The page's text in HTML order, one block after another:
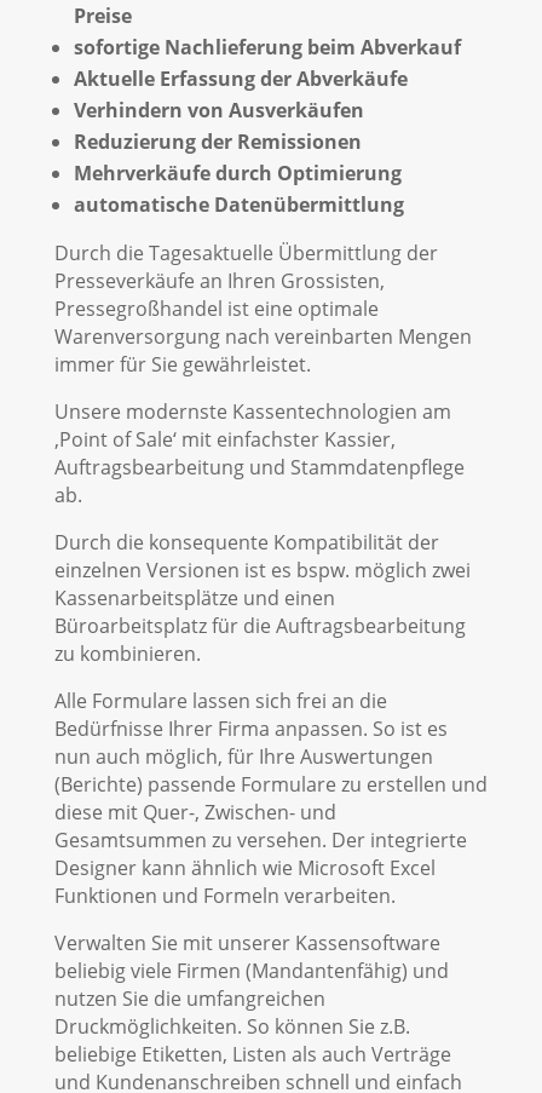
Preise
sofortige Nachlieferung beim Abverkauf
Aktuelle Erfassung der Abverkäufe
Verhindern von Ausverkäufen
Reduzierung der Remissionen
Mehrverkäufe durch Optimierung
automatische Datenübermittlung
Durch die Tagesaktuelle Übermittlung der
Presseverkäufe an Ihren Grossisten,
Pressegroßhandel ist eine optimale
Warenversorgung nach vereinbarten Mengen
immer für Sie gewährleistet.
Unsere modernste Kassentechnologien am
‚Point of Sale‘ mit einfachster Kassier,
Auftragsbearbeitung und Stammdatenpflege
ab.
Durch die konsequente Kompatibilität der
einzelnen Versionen ist es bspw. möglich zwei
Kassenarbeitsplätze und einen
Büroarbeitsplatz für die Auftragsbearbeitung
zu kombinieren.
Alle Formulare lassen sich frei an die
Bedürfnisse Ihrer Firma anpassen. So ist es
nun auch möglich, für Ihre Auswertungen
(Berichte) passende Formulare zu erstellen und
diese mit Quer-, Zwischen- und
Gesamtsummen zu versehen. Der integrierte
Designer kann ähnlich wie Microsoft Excel
Funktionen und Formeln verarbeiten.
Verwalten Sie mit unserer Kassensoftware
beliebig viele Firmen (Mandantenfähig) und
nutzen Sie die umfangreichen
Druckmöglichkeiten. So können Sie z.B.
beliebige Etiketten, Listen als auch Verträge
und Kundenanschreiben schnell und einfach